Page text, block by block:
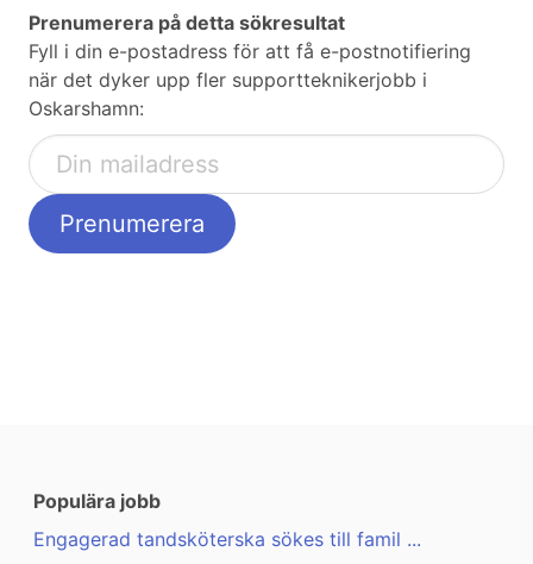
Prenumerera på detta sökresultat
Fyll i din e-postadress för att få e-postnotifiering
när det dyker upp fler supportteknikerjobb i
Oskarshamn:
Populära jobb
Engagerad tandsköterska sökes till famil ...